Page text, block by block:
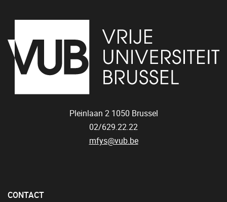
Pleinlaan 2 1050 Brussel
02/629.22.22
mfys@vub.be
CONTACT